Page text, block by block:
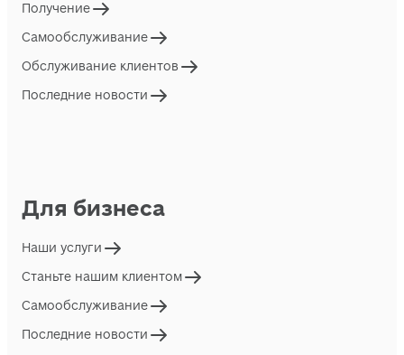
Получение
Самообслуживание
Обслуживание клиентов
Последние новости
Для бизнеса
Наши услуги
Станьте нашим клиентом
Самообслуживание
Последние новости